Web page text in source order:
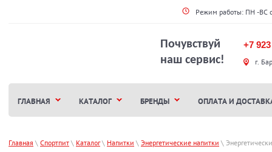
Режим работы: ПН -ВС
Почувствуй
наш сервис!
+7
г.
ГЛАВНАЯ КАТАЛОГ БРЕНДЫ ОПЛАТА И
Главная \ Спортпит \ Каталог \ Напитки \ Энергетические напитки \